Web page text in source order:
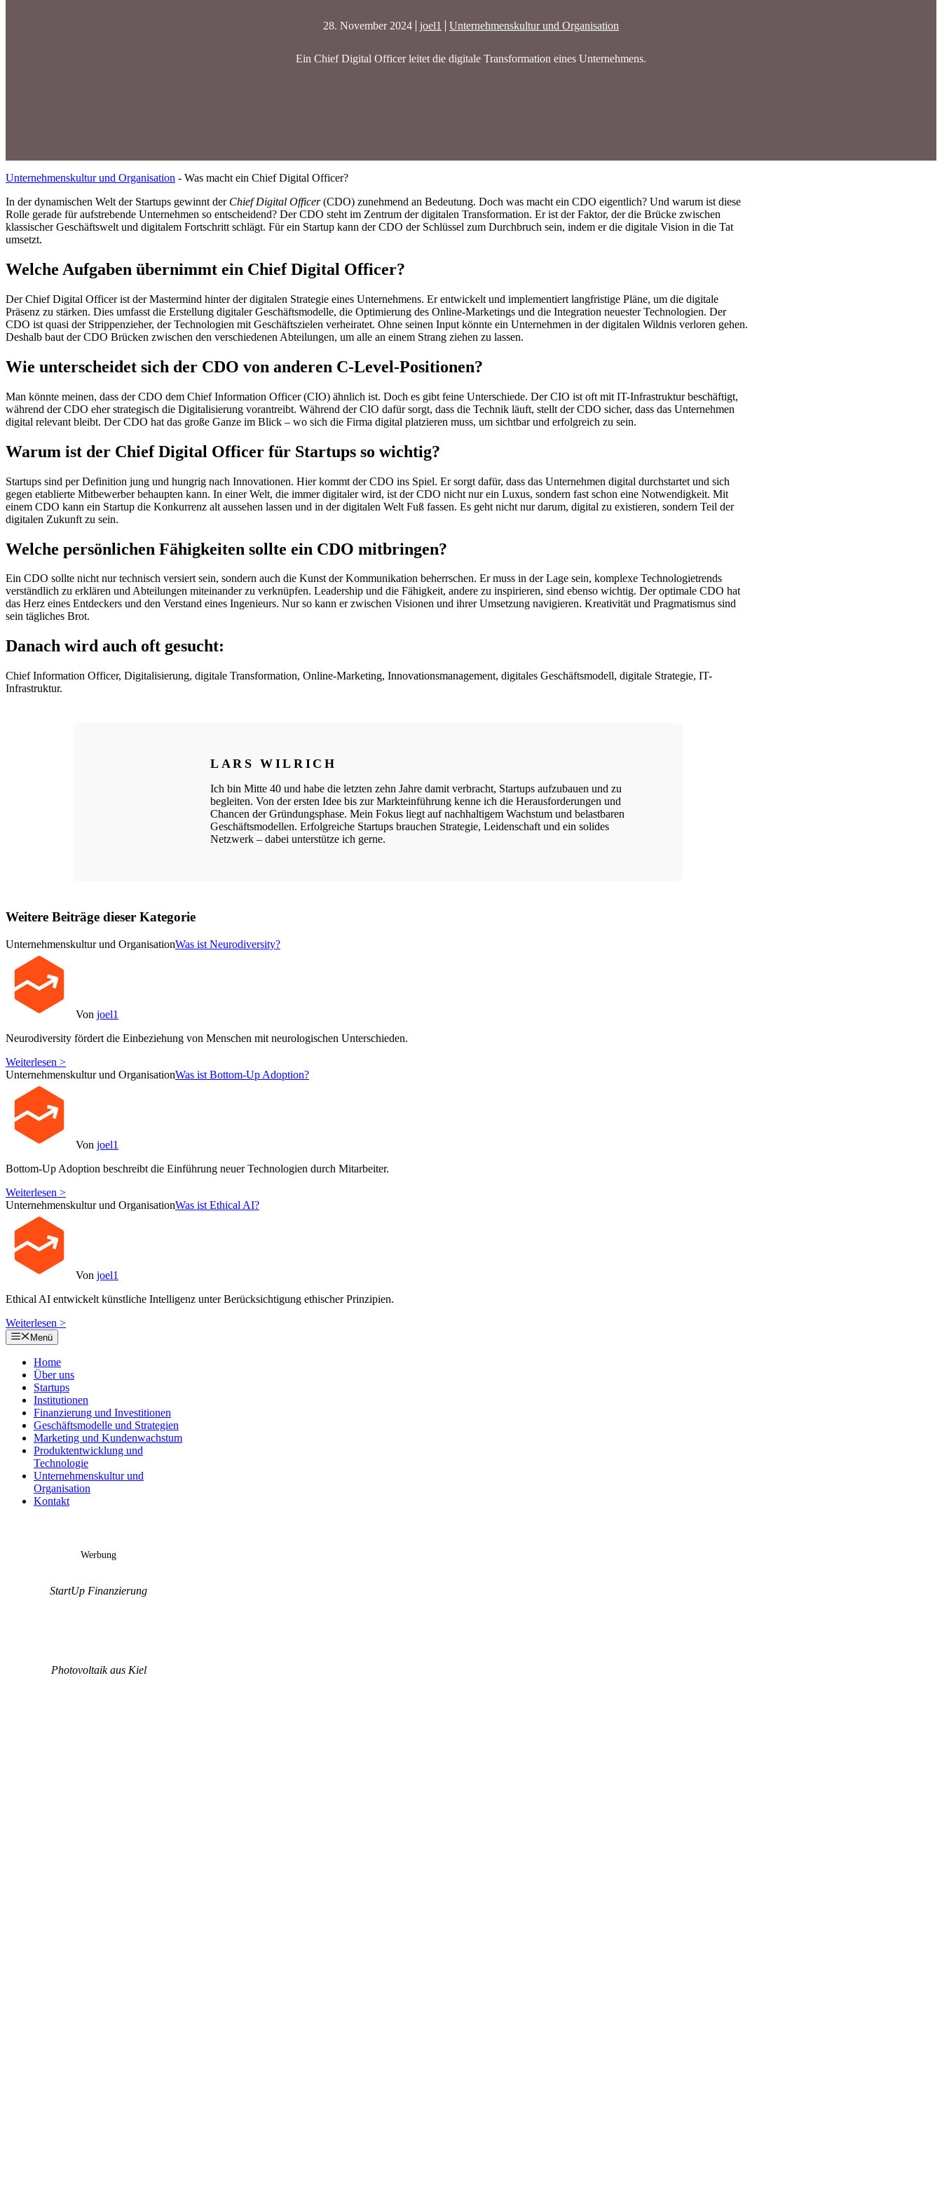
28. November 2024 joel1 Unternehmenskultur und Organisation
Ein Chief Digital Officer leitet die digitale Transformation eines Unternehmens.
Unternehmenskultur und Organisation - Was macht ein Chief Digital Officer?
In der dynamischen Welt der Startups gewinnt der Chief Digital Officer(CDO) zunehmend an Bedeutung. Doch was macht ein CDO eigentlich? Und warum ist diese
Rolle gerade für aufstrebende Unternehmen so entscheidend? Der CDO steht im Zentrum der digitalen Transformation. Er ist der Faktor, der die Brücke zwischen
klassischer Geschäftswelt und digitalem Fortschritt schlägt. Für ein Startup kann der CDO der Schlüssel zum Durchbruch sein, indem er die digitale Vision in die Tat
umsetzt.
Welche Aufgaben übernimmt ein Chief Digital Officer?
Der Chief Digital Officer ist der Mastermind hinter der digitalen Strategie eines Unternehmens. Er entwickelt und implementiert langfristige Pläne, um die digitale
Präsenz zu stärken. Dies umfasst die Erstellung digitaler Geschäftsmodelle, die Optimierung des Online-Marketings und die Integration neuester Technologien. Der
CDO ist quasi der Strippenzieher, der Technologien mit Geschäftszielen verheiratet. Ohne seinen Input könnte ein Unternehmen in der digitalen Wildnis verloren gehen.
Deshalb baut der CDO Brücken zwischen den verschiedenen Abteilungen, um alle an einem Strang ziehen zu lassen.
Wie unterscheidet sich der CDO von anderen C-Level-Positionen?
Man könnte meinen, dass der CDO dem Chief Information Officer (CIO) ähnlich ist. Doch es gibt feine Unterschiede. Der CIO ist oft mit IT-Infrastruktur beschäftigt,
während der CDO eher strategisch die Digitalisierung vorantreibt. Während der CIO dafür sorgt, dass die Technik läuft, stellt der CDO sicher, dass das Unternehmen
digital relevant bleibt. Der CDO hat das große Ganze im Blick – wo sich die Firma digital platzieren muss, um sichtbar und erfolgreich zu sein.
Warum ist der Chief Digital Officer für Startups so wichtig?
Startups sind per Definition jung und hungrig nach Innovationen. Hier kommt der CDO ins Spiel. Er sorgt dafür, dass das Unternehmen digital durchstartet und sich
gegen etablierte Mitbewerber behaupten kann. In einer Welt, die immer digitaler wird, ist der CDO nicht nur ein Luxus, sondern fast schon eine Notwendigkeit. Mit
einem CDO kann ein Startup die Konkurrenz alt aussehen lassen und in der digitalen Welt Fuß fassen. Es geht nicht nur darum, digital zu existieren, sondern Teil der
digitalen Zukunft zu sein.
Welche persönlichen Fähigkeiten sollte ein CDO mitbringen?
Ein CDO sollte nicht nur technisch versiert sein, sondern auch die Kunst der Kommunikation beherrschen. Er muss in der Lage sein, komplexe Technologietrends
verständlich zu erklären und Abteilungen miteinander zu verknüpfen. Leadership und die Fähigkeit, andere zu inspirieren, sind ebenso wichtig. Der optimale CDO hat
das Herz eines Entdeckers und den Verstand eines Ingenieurs. Nur so kann er zwischen Visionen und ihrer Umsetzung navigieren. Kreativität und Pragmatismus sind
sein tägliches Brot.
Danach wird auch oft gesucht:
Chief Information Officer, Digitalisierung, digitale Transformation, Online-Marketing, Innovationsmanagement, digitales Geschäftsmodell, digitale Strategie, IT-
Infrastruktur.
LARS WILRICH
Ich bin Mitte 40 und habe die letzten zehn Jahre damit verbracht, Startups aufzubauen und zu
begleiten. Von der ersten Idee bis zur Markteinführung kenne ich die Herausforderungen und
Chancen der Gründungsphase. Mein Fokus liegt auf nachhaltigem Wachstum und belastbaren
Geschäftsmodellen. Erfolgreiche Startups brauchen Strategie, Leidenschaft und ein solides
Netzwerk – dabei unterstütze ich gerne.
Weitere Beiträge dieser Kategorie
Unternehmenskultur und OrganisationWas ist Neurodiversity?
Von joel1
Neurodiversity fördert die Einbeziehung von Menschen mit neurologischen Unterschieden.
Weiterlesen >
Unternehmenskultur und OrganisationWas ist Bottom-Up Adoption?
Von joel1
Bottom-Up Adoption beschreibt die Einführung neuer Technologien durch Mitarbeiter.
Weiterlesen >
Unternehmenskultur und OrganisationWas ist Ethical AI?
Von joel1
Ethical AI entwickelt künstliche Intelligenz unter Berücksichtigung ethischer Prinzipien.
Weiterlesen >
Menü
Home
Über uns
Startups
Institutionen
Finanzierung und Investitionen
Geschäftsmodelle und Strategien
Marketing und Kundenwachstum
Produktentwicklung und
Technologie
Unternehmenskultur und
Organisation
Kontakt
Werbung
StartUp Finanzierung
Photovoltaik aus Kiel